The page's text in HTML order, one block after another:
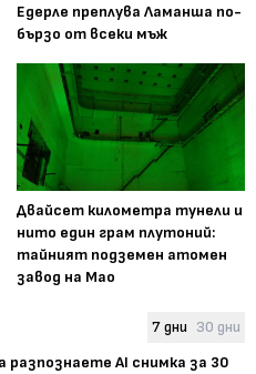
Едерле преплува Ламанша по-
бързо от всеки мъж
Двайсет километра тунели и
нито един грам плутоний:
тайният подземен атомен
завод на Мао
7 дни 30 дни
разпознаете AI снимка за 30